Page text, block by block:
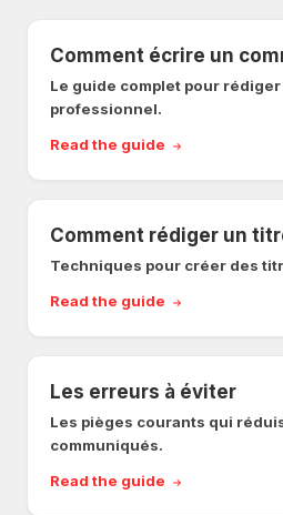
Comment écrire un
Le guide complet pour
professionnel.
Read the guide
Comment rédiger un
Techniques pour créer des
Read the guide
Les erreurs à éviter
Les pièges courants qui
communiqués.
Read the guide